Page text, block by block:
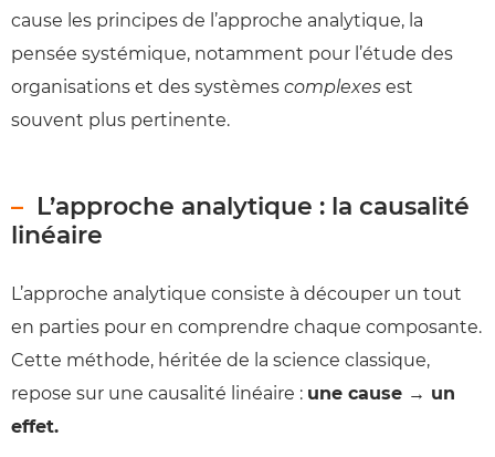
cause les principes de l’approche analytique, la
pensée systémique, notamment pour l’étude des
organisations et des systèmes complexes est
souvent plus pertinente.
L’approche analytique : la causalité
linéaire
L’approche analytique consiste à découper un tout
en parties pour en comprendre chaque composante.
Cette méthode, héritée de la science classique,
repose sur une causalité linéaire : une cause → un
effet.